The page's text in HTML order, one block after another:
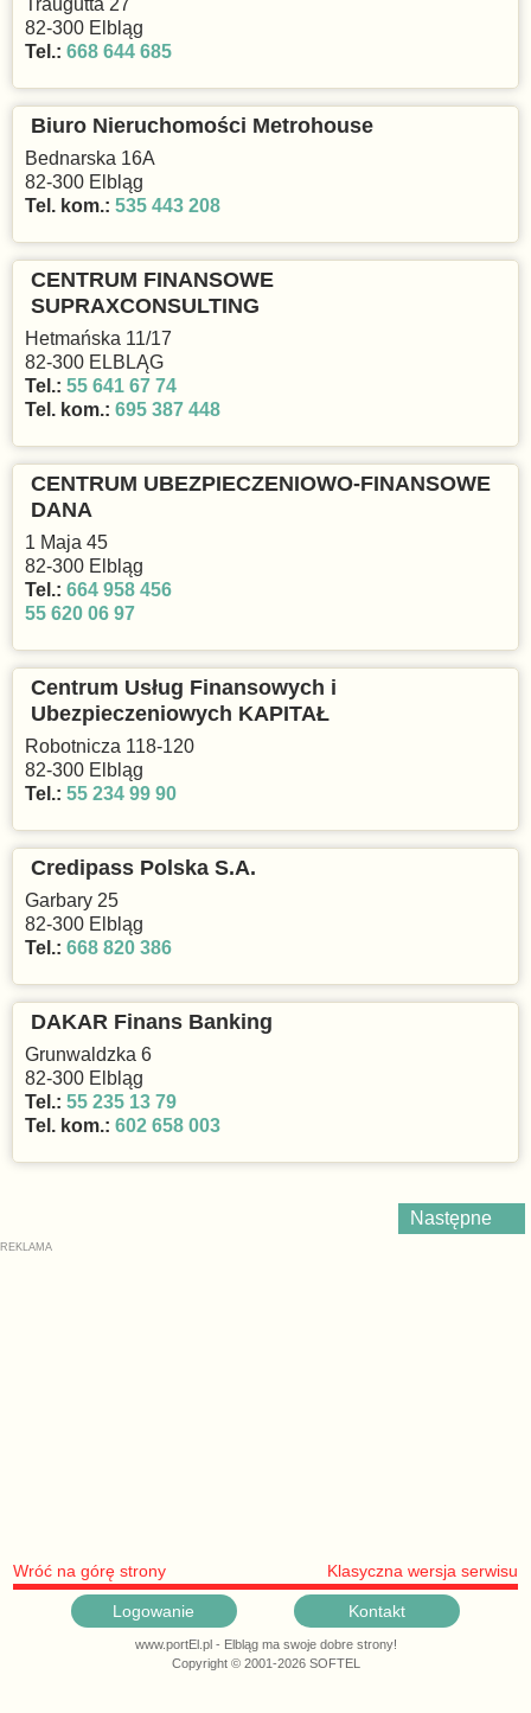
Traugutta 27
82-300 Elbląg
Tel.: 668 644 685
Biuro Nieruchomości Metrohouse
Bednarska 16A
82-300 Elbląg
Tel. kom.: 535 443 208
CENTRUM FINANSOWE
SUPRAXCONSULTING
Hetmańska 11/17
82-300 ELBLĄG
Tel.: 55 641 67 74
Tel. kom.: 695 387 448
CENTRUM UBEZPIECZENIOWO-FINANSOWE
DANA
1 Maja 45
82-300 Elbląg
Tel.: 664 958 456
55 620 06 97
Centrum Usług Finansowych i
Ubezpieczeniowych KAPITAŁ
Robotnicza 118-120
82-300 Elbląg
Tel.: 55 234 99 90
Credipass Polska S.A.
Garbary 25
82-300 Elbląg
Tel.: 668 820 386
DAKAR Finans Banking
Grunwaldzka 6
82-300 Elbląg
Tel.: 55 235 13 79
Tel. kom.: 602 658 003
Następne
Wróć na górę strony Klasyczna wersja serwisu
Logowanie Kontakt
www.portEl.pl - Elbląg ma swoje dobre strony!
Copyright © 2001-2026 SOFTEL